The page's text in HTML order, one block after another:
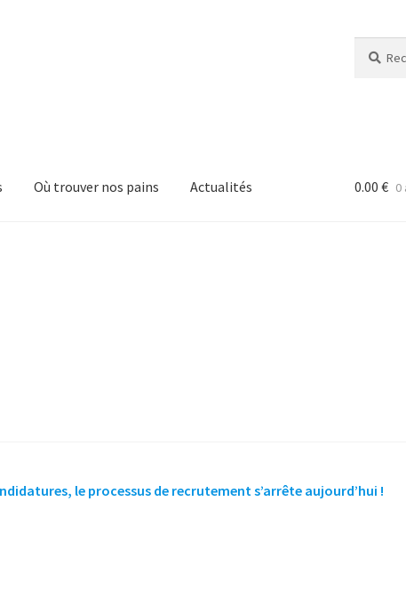
pour :
Où trouver nos pains Actualités 0.00 € 0
le processus de recrutement s’arrête aujourd’hui !